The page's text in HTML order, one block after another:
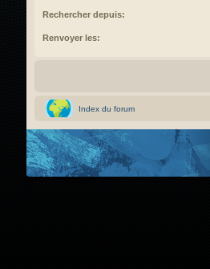
Rechercher depuis:
Renvoyer les:
Index du forum